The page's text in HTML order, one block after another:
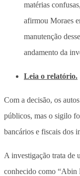
matérias
afirmou Moraes
manutenção
andamento da
Leia o relatório.
Com a decisão, os
públicos, mas o sigilo
bancários e fiscais dos
A investigação trata de
conhecido como “Abin